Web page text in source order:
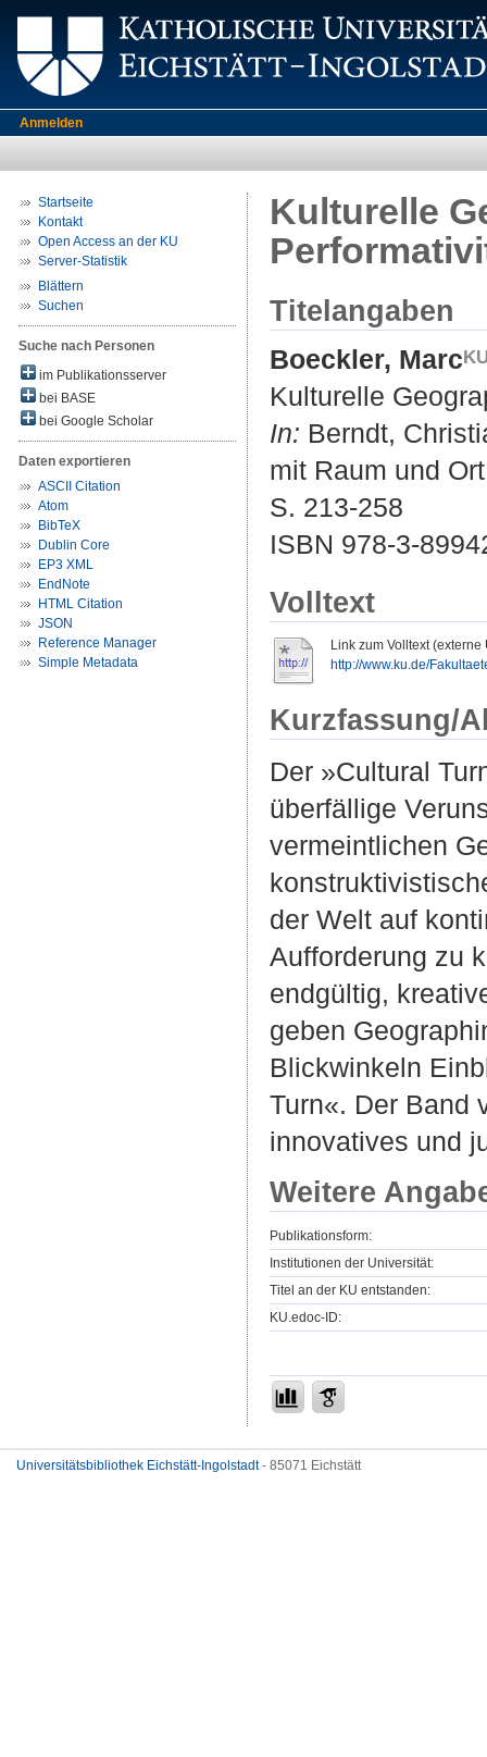
Anmelden
Startseite
Kontakt
Open Access an der KU
Server-Statistik
Blättern
Suchen
Suche nach Personen
im Publikationsserver
bei BASE
bei Google Scholar
Daten exportieren
ASCII Citation
Atom
BibTeX
Dublin Core
EP3 XML
EndNote
HTML Citation
JSON
Reference Manager
Simple Metadata
Kulturelle
Titelangaben
Boeckler, Marc
Kulturelle
In: Berndt,
mit Raum und
S. 213-258
ISBN 978-3-
Volltext
Link zum Volltext (externe
http://www.ku.de/
Kurzfassung/
Der »Cultural
überfällige
vermeintlichen
der Welt auf
Aufforderung zu
endgültig,
geben
Blickwinkeln
Turn«. Der Band
innovatives und
Weitere
Publikationsform:
Institutionen der Universität:
Titel an der KU entstanden:
KU.edoc-ID:
Universitätsbibliothek Eichstätt-Ingolstadt- 85071 Eichstätt